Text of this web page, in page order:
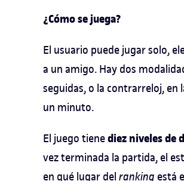
¿Cómo se juega?
El usuario puede jugar solo,
a un amigo. Hay dos
seguidas, o la contrarreloj,
un minuto.
El juego tienediez niveles de
vez terminada la partida, el
en qué lugar del ranking está